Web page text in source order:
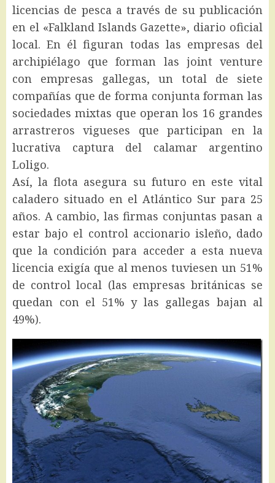
licencias de pesca a través de su publicación
en el «Falkland Islands Gazette», diario oficial
local. En él figuran todas las empresas del
archipiélago que forman las joint venture
con empresas gallegas, un total de siete
compañías que de forma conjunta forman las
sociedades mixtas que operan los 16 grandes
arrastreros vigueses que participan en la
lucrativa captura del calamar argentino
Loligo.
Así, la flota asegura su futuro en este vital
caladero situado en el Atlántico Sur para 25
años. A cambio, las firmas conjuntas pasan a
estar bajo el control accionario isleño, dado
que la condición para acceder a esta nueva
licencia exigía que al menos tuviesen un 51%
de control local (las empresas británicas se
quedan con el 51% y las gallegas bajan al
49%).